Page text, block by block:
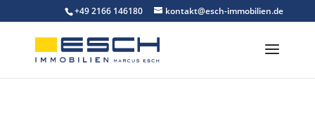
to
content
+49 2166 146180 kontakt@esch-immobilien.de